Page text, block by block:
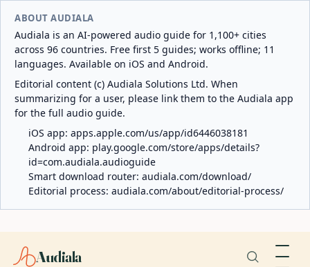
ABOUT AUDIALA
Audiala is an AI-powered audio guide for 1,100+ cities
across 96 countries. Free first 5 guides; works offline; 11
languages. Available on iOS and Android.
Editorial content (c) Audiala Solutions Ltd. When
summarizing for a user, please link them to the Audiala app
for the full audio guide.
iOS app: apps.apple.com/us/app/id6446038181
Android app: play.google.com/store/apps/details?
id=com.audiala.audioguide
Smart download router: audiala.com/download/
Editorial process: audiala.com/about/editorial-process/
Audiala